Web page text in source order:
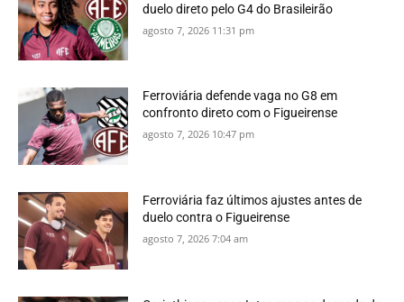
duelo direto pelo G4 do Brasileirão
agosto 7, 2026 11:31 pm
Ferroviária defende vaga no G8 em
confronto direto com o Figueirense
agosto 7, 2026 10:47 pm
Ferroviária faz últimos ajustes antes de
duelo contra o Figueirense
agosto 7, 2026 7:04 am